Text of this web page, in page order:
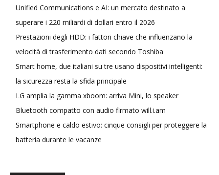
Unified Communications e AI: un mercato destinato a
superare i 220 miliardi di dollari entro il 2026
Prestazioni degli HDD: i fattori chiave che influenzano la
velocità di trasferimento dati secondo Toshiba
Smart home, due italiani su tre usano dispositivi intelligenti:
la sicurezza resta la sfida principale
LG amplia la gamma xboom: arriva Mini, lo speaker
Bluetooth compatto con audio firmato will.i.am
Smartphone e caldo estivo: cinque consigli per proteggere la
batteria durante le vacanze